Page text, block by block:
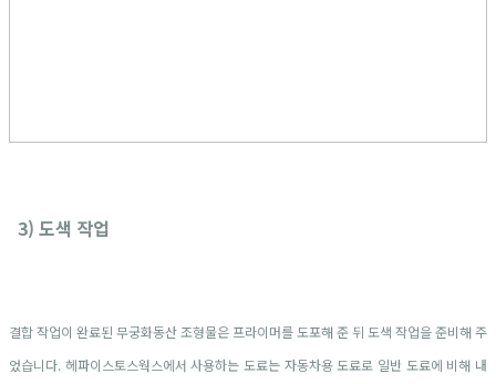
3) 도색 작업
결합 작업이 완료된 무궁화동산 조형물은 프라이머를 도포해 준 뒤 도색 작업을 준비해 주
었습니다. 헤파이스토스웍스에서 사용하는 도료는 자동차용 도료로 일반 도료에 비해 내